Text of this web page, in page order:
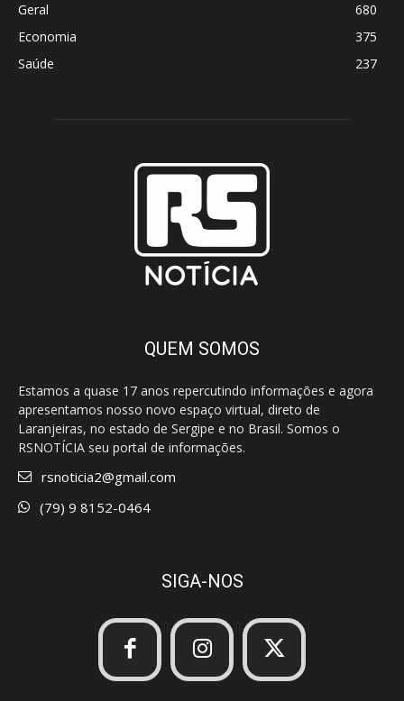
Geral
680
Economia
375
Saúde
237
QUEM SOMOS
Estamos a quase 17 anos repercutindo informações e agora
apresentamos nosso novo espaço virtual, direto de
Laranjeiras, no estado de Sergipe e no Brasil. Somos o
RSNOTÍCIA seu portal de informações.
rsnoticia2@gmail.com
(79) 9 8152-0464
SIGA-NOS